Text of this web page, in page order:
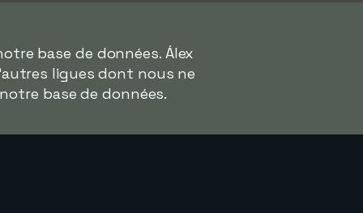
base de données. Álex
ligues dont nous ne
base de données.